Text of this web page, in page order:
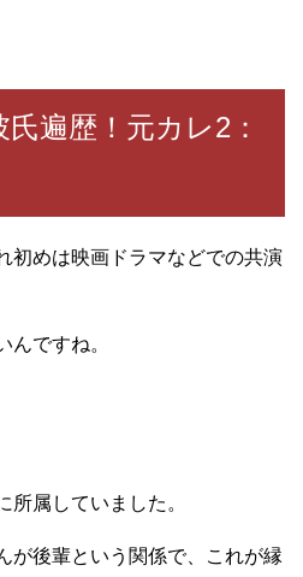
遍歴！元カレ2：
初めは映画ドラマなどでの共演
んですね。
所属していました。
が後輩という関係で、これが縁